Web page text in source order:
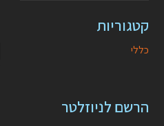
קטגוריות
כללי
הרשם לניוזלטר